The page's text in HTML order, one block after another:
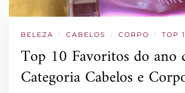
BELEZA / CABELOS / CORPO / TOP
Top 10 Favoritos do ano
Categoria Cabelos e